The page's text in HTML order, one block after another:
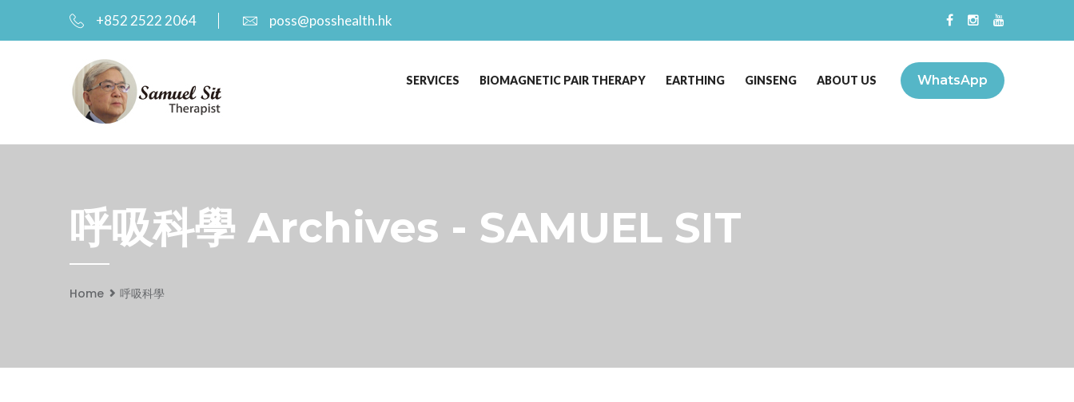
+852 2522 2064 poss@posshealth.hk
WhatsApp
SERVICES BIOMAGNETIC PAIR THERAPY EARTHING GINSENG ABOUT US
呼吸科學 Archives - SAMUEL SIT
Home 呼吸科學